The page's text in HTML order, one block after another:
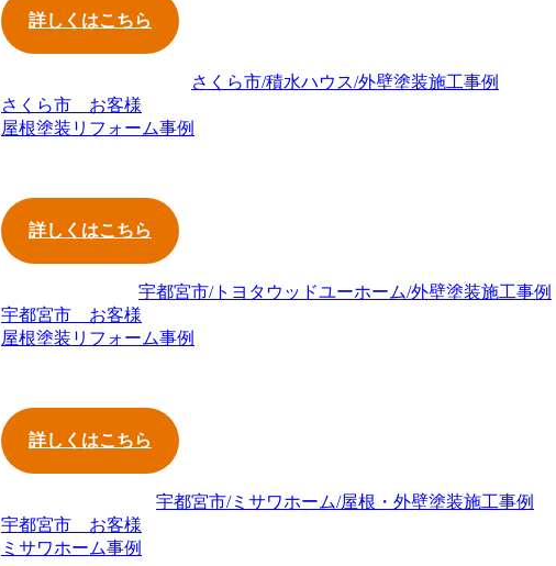
詳しくはこちら
さくら市 お客様
屋根塗装リフォーム事例
詳しくはこちら
宇都宮市 お客様
屋根塗装リフォーム事例
詳しくはこちら
宇都宮市 お客様
ミサワホーム事例